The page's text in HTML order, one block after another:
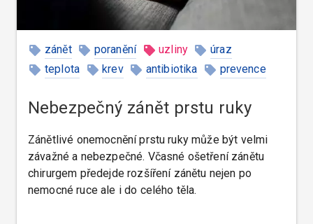
zánět poranění uzliny
úraz
teplota
krev antibiotika prevence
Nebezpečný zánět prstu ruky
Zánětlivé onemocnění prstu ruky může být velmi
závažné a nebezpečné. Včasné ošetření zánětu
chirurgem předejde rozšíření zánětu nejen po
nemocné ruce ale i do celého těla.